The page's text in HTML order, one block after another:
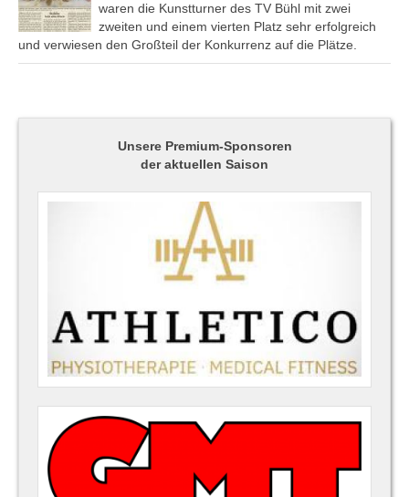
waren die Kunstturner des TV Bühl mit zwei
zweiten und einem vierten Platz sehr erfolgreich
und verwiesen den Großteil der Konkurrenz auf die Plätze.
Unsere Premium-Sponsoren
der aktuellen Saison